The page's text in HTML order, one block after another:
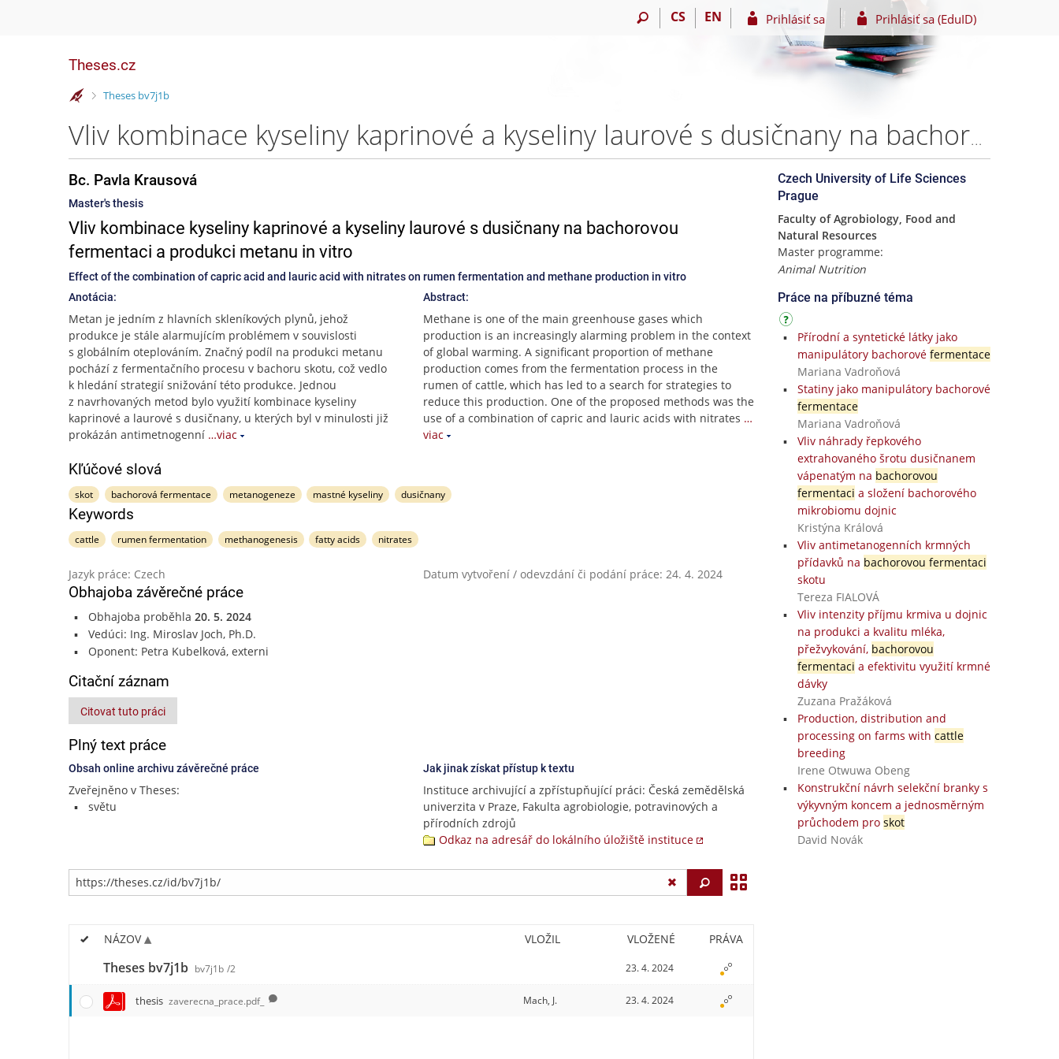
CS EN Prihlásiť sa Prihlásiť sa (EduID)
Theses.cz
>
Theses bv7j1b
Vliv kombinace kyseliny kaprinové a kyseliny laurové s dusičnany na bachorovou fermentaci a produkci metanu in vitro – Bc. Pavla Krausová
Bc. Pavla Krausová
Master's thesis
Vliv kombinace kyseliny kaprinové a kyseliny laurové s dusičnany na bachorovou
fermentaci a produkci metanu in vitro
Effect of the combination of capric acid and lauric acid with nitrates on rumen fermentation and methane production in vitro
Anotácia:
Metan je jedním z hlavních skleníkových plynů, jehož
produkce je stále alarmujícím problémem v souvislosti
s globálním oteplováním. Značný podíl na produkci metanu
pochází z fermentačního procesu v bachoru skotu, což vedlo
k hledání strategií snižování této produkce. Jednou
z navrhovaných metod bylo využití kombinace kyseliny
kaprinové a laurové s dusičnany, u kterých byl v minulosti již
prokázán antimetnogenní …viac
Abstract:
Methane is one of the main greenhouse gases which
production is an increasingly alarming problem in the context
of global warming. A significant proportion of methane
production comes from the fermentation process in the
rumen of cattle, which has led to a search for strategies to
reduce this production. One of the proposed methods was the
use of a combination of capric and lauric acids with nitrates …
viac
Kľúčové slová
skot bachorová fermentace metanogeneze mastné kyseliny dusičnany
Keywords
cattle rumen fermentation methanogenesis fatty acids nitrates
Jazyk práce: Czech Datum vytvoření / odevzdání či podání práce: 24. 4. 2024
Obhajoba závěrečné práce
Obhajoba proběhla 20. 5. 2024
Vedúci: Ing. Miroslav Joch, Ph.D.
Oponent: Petra Kubelková, externi
Citační záznam
Citovat tuto práci
Plný text práce
Obsah online archivu závěrečné práce
Zveřejněno v Theses:
světu
Jak jinak získat přístup k textu
Instituce archivující a zpřístupňující práci: Česká zemědělská
univerzita v Praze, Fakulta agrobiologie, potravinových a
přírodních zdrojů
Odkaz na adresář do lokálního úložiště instituce
Czech University of Life Sciences
Prague
Faculty of Agrobiology, Food and
Natural Resources
Master programme:
Animal Nutrition
Práce na příbuzné téma
Přírodní a syntetické látky jako
manipulátory bachorové fermentace
Mariana Vadroňová
Statiny jako manipulátory bachorové
fermentace
Mariana Vadroňová
Vliv náhrady řepkového
extrahovaného šrotu dusičnanem
vápenatým na bachorovou
fermentaci a složení bachorového
mikrobiomu dojnic
Kristýna Králová
Vliv antimetanogenních krmných
přídavků na bachorovou fermentaci
skotu
Tereza FIALOVÁ
Vliv intenzity příjmu krmiva u dojnic
na produkci a kvalitu mléka,
přežvykování, bachorovou
fermentaci a efektivitu využití krmné
dávky
Zuzana Pražáková
Production, distribution and
processing on farms with cattle
breeding
Irene Otwuwa Obeng
Konstrukční návrh selekční branky s
výkyvným koncem a jednosměrným
průchodem pro skot
David Novák
Vyhledat
NÁZOV VLOŽIL VLOŽENÉ PRÁVA
Theses bv7j1b bv7j1b /2 23. 4. 2024
thesis zaverecna_prace.pdf_ Mach, J. 23. 4. 2024